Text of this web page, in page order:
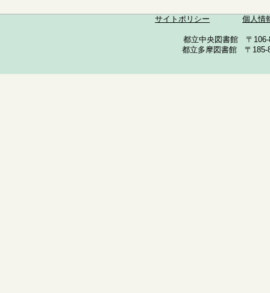
サイトポリシー 個人情
都立中央図書館 〒
都立多摩図書館 〒185-